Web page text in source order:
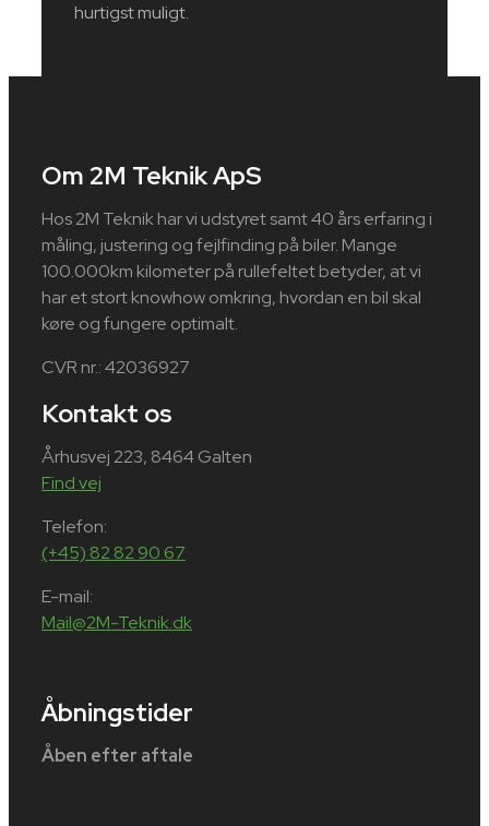
hurtigst muligt.
Om 2M Teknik ApS
Hos 2M Teknik har vi udstyret samt 40 års erfaring i
måling, justering og fejlfinding på biler. Mange
100.000km kilometer på rullefeltet betyder, at vi
har et stort knowhow omkring, hvordan en bil skal
køre og fungere optimalt.
CVR nr.: 42036927
Kontakt os
Århusvej 223, 8464 Galten
Find vej
Telefon:
(+45) 82 82 90 67
E-mail:
Mail@2M-Teknik.dk
Åbningstider
Åben efter aftale